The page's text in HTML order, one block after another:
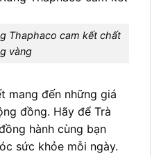
Thaphaco cam kết chất
vàng
mang đến những giá
đồng. Hãy để Trà
hành cùng bạn
sức khỏe mỗi ngày.